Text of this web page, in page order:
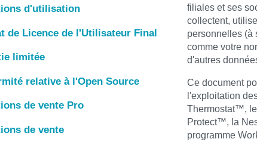
d'utilisation
de Licence de l'Utilisateur Final
limitée
relative à l'Open Source
de vente Pro
de vente
filiales et ses
collectent,
personnelles (à
comme votre
d'autres
Ce document
l'exploitation
Thermostat™, le
Protect™, la
programme